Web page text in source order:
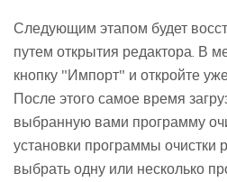
Следующим этапом будет
путем открытия редактора. В
кнопку "Импорт" и откройте
После этого самое время
выбранную вами программу
установки программы очистки
выбрать одну или несколько